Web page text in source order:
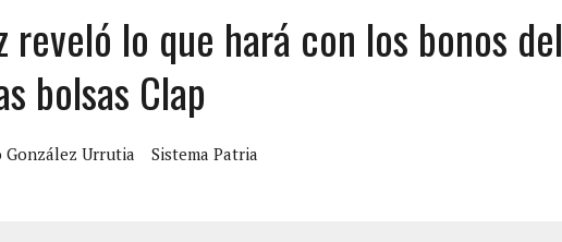
CON UN CUCHILLO A SUS HIJOS, UNO PERDIÓ LA VIDA
POR BRUTAL CRIMEN CONTRA ADOLESCENTE VENEZOLANO: AUTOR MATERIAL SE MANTIENE EN FUGA
SALDO DE COLISIÓN MÚLTIPLE EN LA AUTOPISTA VALLE-COCHE
POR FALTA DE TRATAMIENTO DESENCADENÓ TRAGEDIA FAMILIAR
reveló lo que hará con los bonos del
bolsas Clap
González Urrutia Sistema Patria